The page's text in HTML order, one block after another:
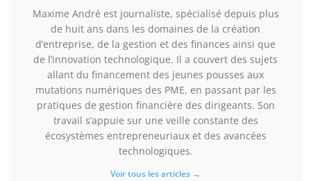
Maxime André est journaliste, spécialisé depuis plus
de huit ans dans les domaines de la création
d’entreprise, de la gestion et des finances ainsi que
de l’innovation technologique. Il a couvert des sujets
allant du financement des jeunes pousses aux
mutations numériques des PME, en passant par les
pratiques de gestion financière des dirigeants. Son
travail s’appuie sur une veille constante des
écosystèmes entrepreneuriaux et des avancées
technologiques.
Voir tous les articles →